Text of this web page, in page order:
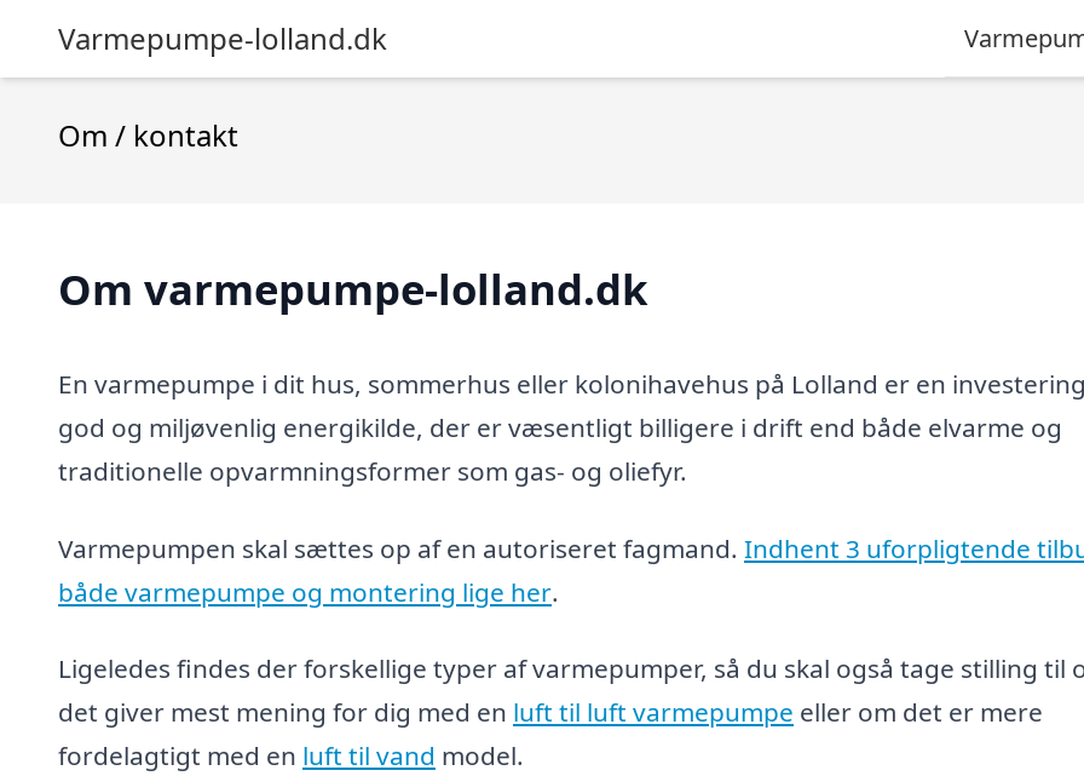
Varmepumpe-lolland.dk
Om / kontakt
Om varmepumpe-lolland.dk
En varmepumpe i dit hus, sommerhus eller kolonihavehus på Lolland er en
god og miljøvenlig energikilde, der er væsentligt billigere i drift end både elvarme og
traditionelle opvarmningsformer som gas- og oliefyr.
Varmepumpen skal sættes op af en autoriseret fagmand. Indhent 3 uforpligtende
både varmepumpe og montering lige her.
Ligeledes findes der forskellige typer af varmepumper, så du skal også tage stilling til
det giver mest mening for dig med en luft til luft varmepumpe eller om det er mere
fordelagtigt med en luft til vand model.